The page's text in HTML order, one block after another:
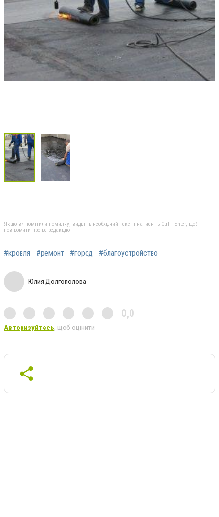
Якщо ви помітили помилку, виділіть необхідний текст і натисніть Ctrl + Enter, щоб
повідомити про це редакцію
#кровля #ремонт #город #благоустройство
Юлия Долгополова
0,0
Авторизуйтесь, щоб оцінити